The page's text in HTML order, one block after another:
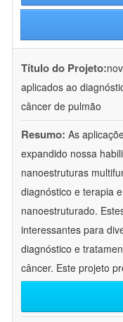
Título do Projeto:
aplicados ao
câncer de pulmão
Resumo: As
expandido nossa
nanoestruturas
diagnóstico e terapia
nanoestruturado.
interessantes para
diagnóstico e
câncer. Este projeto